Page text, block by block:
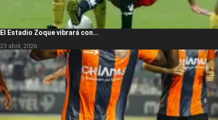
El Estadio Zoque vibrará con...
23 abril, 2026